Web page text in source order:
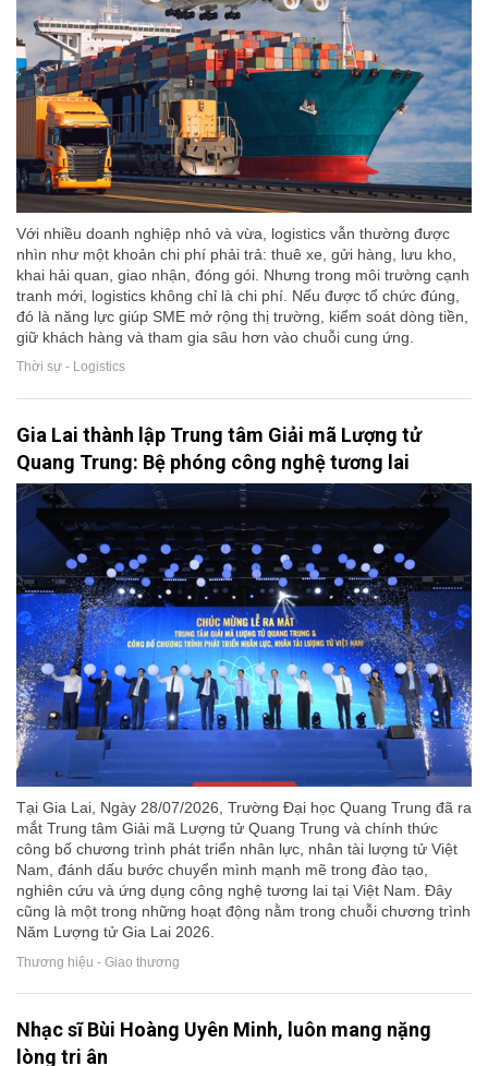
Với nhiều doanh nghiệp nhỏ và vừa, logistics vẫn thường được
nhìn như một khoản chi phí phải trả: thuê xe, gửi hàng, lưu kho,
khai hải quan, giao nhận, đóng gói. Nhưng trong môi trường cạnh
tranh mới, logistics không chỉ là chi phí. Nếu được tổ chức đúng,
đó là năng lực giúp SME mở rộng thị trường, kiểm soát dòng tiền,
giữ khách hàng và tham gia sâu hơn vào chuỗi cung ứng.
Thời sự - Logistics
Gia Lai thành lập Trung tâm Giải mã Lượng tử
Quang Trung: Bệ phóng công nghệ tương lai
Tại Gia Lai, Ngày 28/07/2026, Trường Đại học Quang Trung đã ra
mắt Trung tâm Giải mã Lượng tử Quang Trung và chính thức
công bố chương trình phát triển nhân lực, nhân tài lượng tử Việt
Nam, đánh dấu bước chuyển mình mạnh mẽ trong đào tạo,
nghiên cứu và ứng dụng công nghệ tương lai tại Việt Nam. Đây
cũng là một trong những hoạt động nằm trong chuỗi chương trình
Năm Lượng tử Gia Lai 2026.
Thương hiệu - Giao thương
Nhạc sĩ Bùi Hoàng Uyên Minh, luôn mang nặng
lòng tri ân